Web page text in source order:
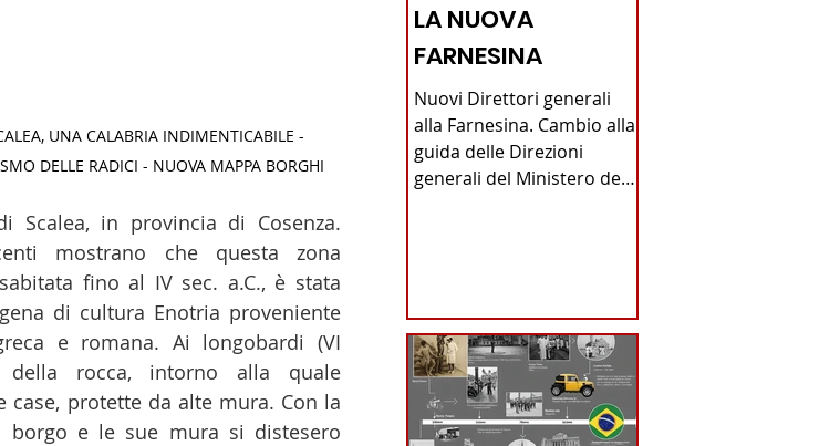
CONSOLATI 16 - FARNESINA
19 - EUROPA
22 - AMERICA DEL SUD 23 - AFRICA
28 - PAPPAMONDO.TV
UNA CALABRIA INDIMENTICABILE -
DELLE RADICI - NUOVA MAPPA BORGHI
in provincia di Cosenza.
mostrano che questa zona
fino al IV sec. a.C., è stata
di cultura Enotria proveniente
e romana. Ai longobardi (VI
rocca, intorno alla quale
protette da alte mura. Con la
borgo e le sue mura si distesero
LA NUOVA
FARNESINA
Nuovi Direttori generali
alla Farnesina. Cambio alla
guida delle Direzioni
generali del Ministero degli
proposte dal ministro
Antonio Tajani . NUOVA
DIREZIONE GENERALE
DELLA FARNESINA